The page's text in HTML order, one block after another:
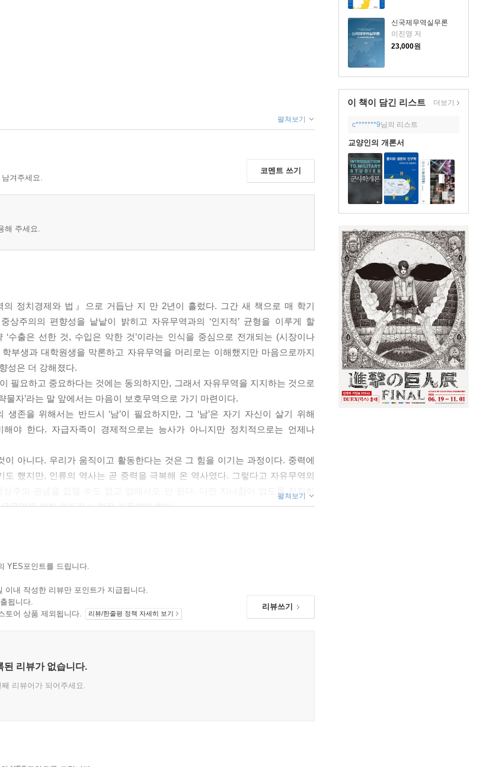
신국제무역실무론
이진영 저
23,000원
이 책이 담긴 리스트 더보기
c*******9님의 리스트
교양인의 개론서
역론 48
펼쳐보기
겨주세요.
코멘트 쓰기
해 주세요.
정치경제와 법』으로 거듭난 지 만 2년이 흘렀다. 그간 새 책으로 매 학기
주의의 편향성을 낱낱이 밝히고 자유무역과의 ‘인지적’ 균형을 이루게 할
수출은 선한 것, 수입은 악한 것’이라는 인식을 중심으로 전개되는 (시장이나
부생과 대학원생을 막론하고 자유무역을 머리로는 이해했지만 마음으로까지
성은 더 강해졌다.
필요하고 중요하다는 것에는 동의하지만, 그래서 자유무역을 지지하는 것으로
물자’라는 말 앞에서는 마음이 보호무역으로 가기 마련이다.
생존을 위해서는 반드시 ‘남’이 필요하지만, 그 ‘남’은 자기 자신이 살기 위해
야 한다. 자급자족이 경제적으로는 능사가 아니지만 정치적으로는 언제나
아니다. 우리가 움직이고 활동한다는 것은 그 힘을 이기는 과정이다. 중력에
했지만, 인류의 역사는 곧 중력을 극복해 온 역사였다. 그렇다고 자유무역의
주의 관념을 없앨 수도 없고 없애서도 안 된다. 다만 지나침이 없도록 적절히
무역을 위한 의도적 노력을 기울여야 한다.
가뜩이나 어려운 국제무역 환경에 엎친 데 덮친 격이었다. 하지만 뜻밖에도
했다.
시대가 막을 내렸다. 하지만 그의 ‘미국 우선주의’의 후유증은 당분간 계속될
분야에서 ‘탈(脫) 트럼프’를 선언했지만 미국의 이익에 가장 큰 위협으로
특히 중국의 첨단산업에 대한 무역제재가 미중 간 ‘기술패권경쟁’ 속에서 나온
고 온갖 논란이 되는 조치를 시행하고 있는) 중국 시진핑 주석이 나서서
다. 일본은 동 규제 조치가 ‘안보’ 문제이며, 따라서 국제 규범에 위배되지
본의 조바심도 엿보인다. 기술패권경쟁의 한일 버전인 셈이다. 한국 정부가
음을 보여주고 있다. 아직은 초기 단계이지만 ‘백신패권경쟁’으로 비화될
펼쳐보기
YES포인트를 드립니다.
이내 작성한 리뷰만 포인트가 지급됩니다.
됩니다.
토어 상품 제외됩니다.
리뷰/한줄평 정책 자세히 보기
리뷰쓰기
된 리뷰가 없습니다.
째 리뷰어가 되어주세요.